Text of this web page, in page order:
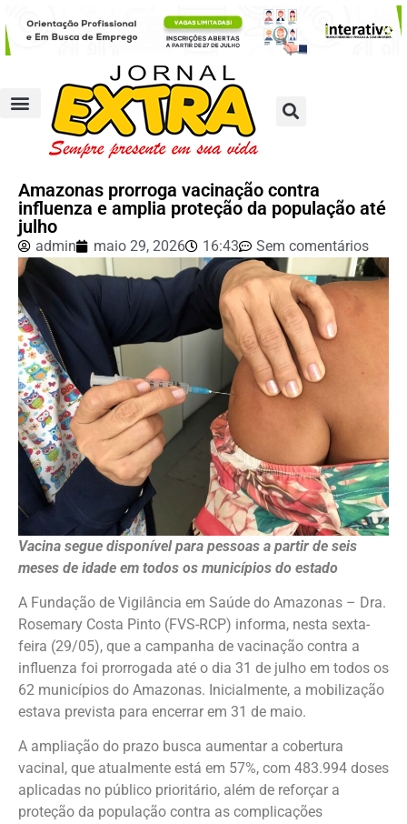
Amazonas prorroga vacinação contra
influenza e amplia proteção da população até
julho
admin maio 29, 2026 16:43 Sem comentários
Vacina segue disponível para pessoas a partir de seis
meses de idade em todos os municípios do estado
A Fundação de Vigilância em Saúde do Amazonas – Dra.
Rosemary Costa Pinto (FVS-RCP) informa, nesta sexta-
feira (29/05), que a campanha de vacinação contra a
influenza foi prorrogada até o dia 31 de julho em todos os
62 municípios do Amazonas. Inicialmente, a mobilização
estava prevista para encerrar em 31 de maio.
A ampliação do prazo busca aumentar a cobertura
vacinal, que atualmente está em 57%, com 483.994 doses
aplicadas no público prioritário, além de reforçar a
proteção da população contra as complicações